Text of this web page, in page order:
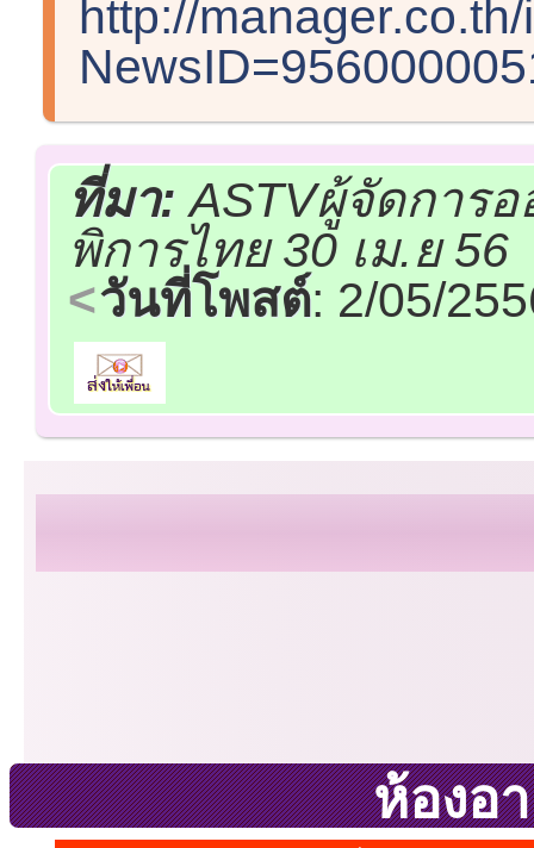
http://
ที่มา: ASTVผู้จัดการ
พิการไทย 30 เม.ย 56
วันที่โพสต์: 2/05/
ห้องอ